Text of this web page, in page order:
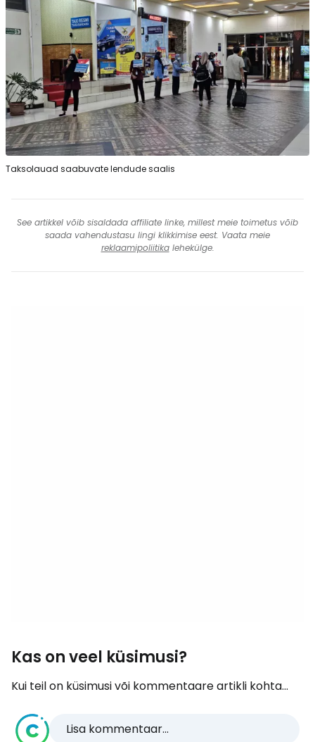
Taksolauad saabuvate lendude saalis
See artikkel võib sisaldada affiliate linke, millest meie toimetus võib
saada vahendustasu lingi klikkimise eest. Vaata meie
reklaamipoliitikalehekülge.
Kas on veel küsimusi?
Kui teil on küsimusi või kommentaare artikli kohta...
Lisa kommentaar...